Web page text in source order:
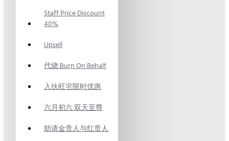
Staff Price Discount
40%
Upsell
代烧 Burn On Behalf
入伙旺宅限时优惠
六月初六 双天至尊
助请金贵人与红贵人